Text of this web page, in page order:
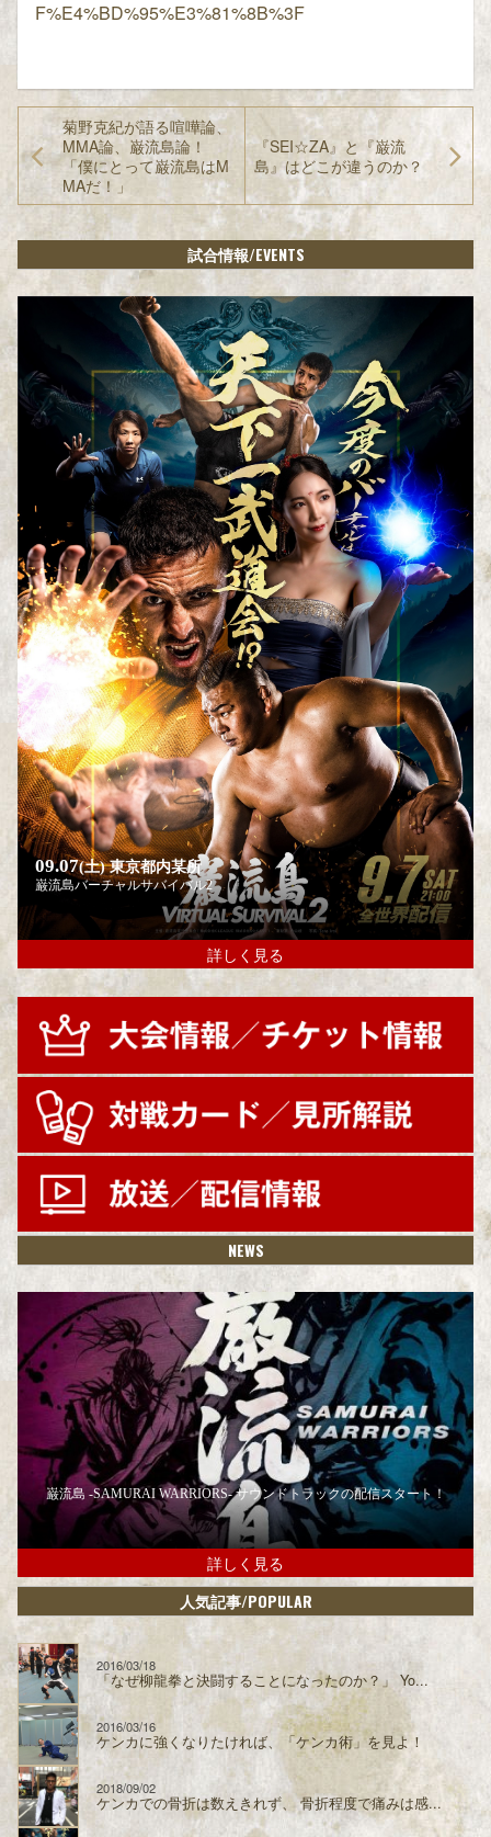
F%E4%BD%95%E3%81%8B%3F
菊野克紀が語る喧嘩論、
MMA論、巌流島論！
「僕にとって巌流島はM
MAだ！」
『SEI☆ZA』と『巌流
島』はどこが違うのか？
試合情報/EVENTS
09.07(土)東京都内某所
巌流島バーチャルサバイバル2
詳しく見る
NEWS
巌流島 -SAMURAI WARRIORS- サウンドトラックの配信スタート！
詳しく見る
人気記事/POPULAR
2016/03/18
「なぜ柳龍拳と決闘することになったのか？」 Yo...
2016/03/16
ケンカに強くなりたければ、「ケンカ術」を見よ！
2018/09/02
ケンカでの骨折は数えきれず、 骨折程度で痛みは感...